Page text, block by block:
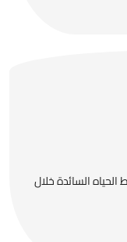
الحياه السائدة خلال